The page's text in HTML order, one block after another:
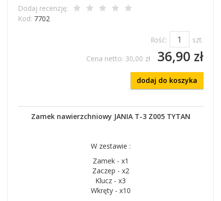
Dodaj recenzję:
Kod: 7702
Ilość:
szt.
Cena netto: 30,00 zł 36,90 zł
dodaj do koszyka
Zamek nawierzchniowy JANIA T-3 Z005 TYTAN
W zestawie :
Zamek - x1
Zaczep - x2
Klucz - x3
Wkręty - x10